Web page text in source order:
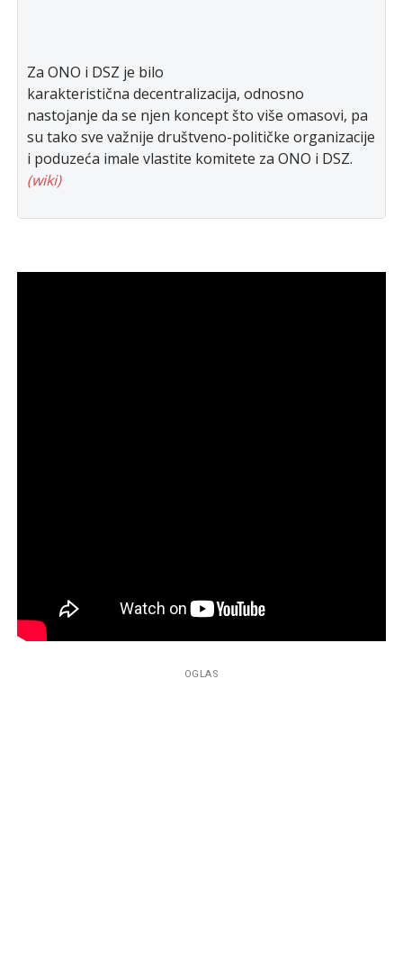
Za ONO i DSZ je bilo
karakteristična decentralizacija, odnosno
nastojanje da se njen koncept što više omasovi, pa
su tako sve važnije društveno-političke organizacije
i poduzeća imale vlastite komitete za ONO i DSZ.
(wiki)
OGLAS